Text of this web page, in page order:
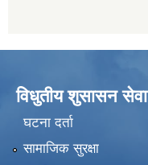
विधुतीय शुसासन सेवा
घटना दर्ता
सामाजिक सुरक्षा